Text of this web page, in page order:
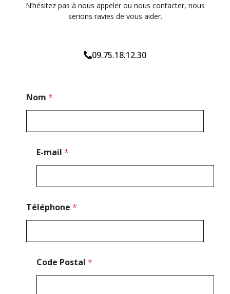
N’hésitez pas à nous appeler ou nous contacter, nous
serions ravies de vous aider.
09.75.18.12.30
Nom *
E-mail *
Téléphone *
Code Postal *